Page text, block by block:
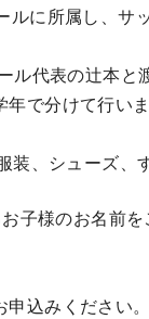
に所属し、サ
代表の辻本と
で分けて行いま
、シューズ、
子様のお名前
込みください